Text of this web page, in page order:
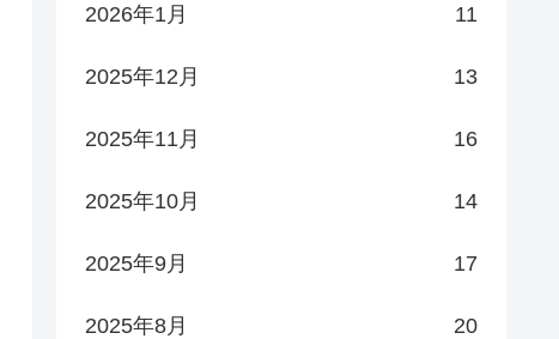
2026年1月 11
2025年12月 13
2025年11月 16
2025年10月 14
2025年9月 17
2025年8月 20